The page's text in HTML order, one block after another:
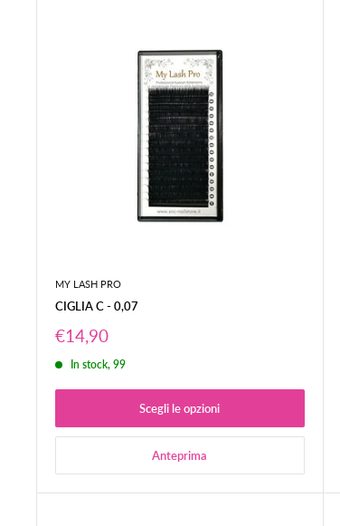
MY LASH PRO
CIGLIA C - 0,07
Prezzo
scontato
€14,90
In stock, 99
Scegli le opzioni
Anteprima